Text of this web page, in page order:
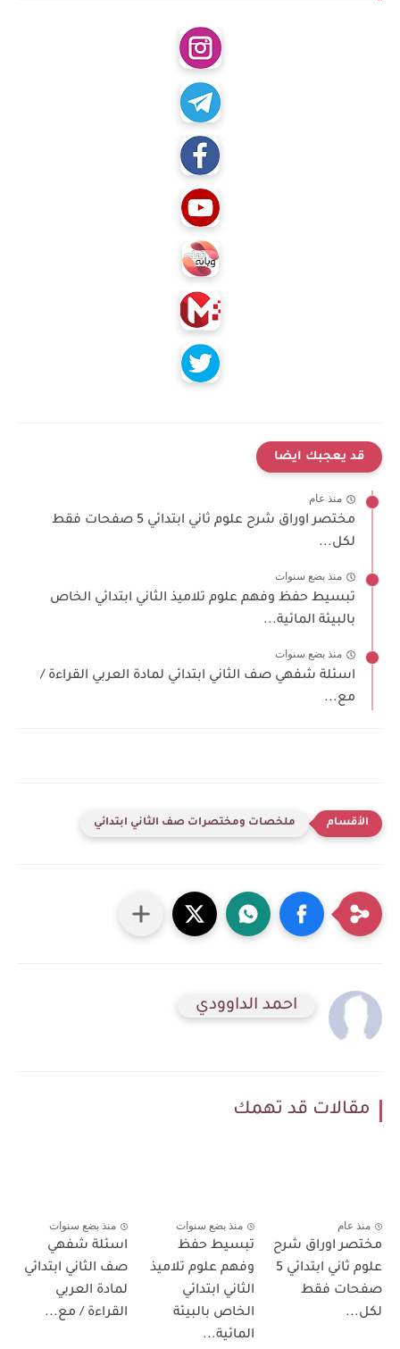
قد يعجبك ايضا
منذ عام
مختصر اوراق شرح علوم ثاني ابتدائي 5 صفحات فقط
لكل...
منذ بضع سنوات
تبسيط حفظ وفهم علوم تلاميذ الثاني ابتدائي الخاص
بالبيئة المائية...
منذ بضع سنوات
اسئلة شفهي صف الثاني ابتدائي لمادة العربي القراءة /
مع...
ملخصات ومختصرات صف الثاني ابتدائي
احمد الداوودي
مقالات قد تهمك
منذ عام
مختصر اوراق شرح
علوم ثاني ابتدائي 5
صفحات فقط
لكل...
منذ بضع سنوات
تبسيط حفظ
وفهم علوم تلاميذ
الثاني ابتدائي
الخاص بالبيئة
المائية...
منذ بضع سنوات
اسئلة شفهي
صف الثاني ابتدائي
لمادة العربي
القراءة / مع...